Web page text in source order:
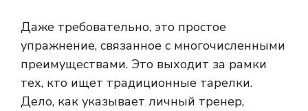
Даже требовательно, это простое
упражнение, связанное с многочисленными
преимуществами. Это выходит за рамки
тех, кто ищет традиционные тарелки.
Дело, как указывает личный тренер,